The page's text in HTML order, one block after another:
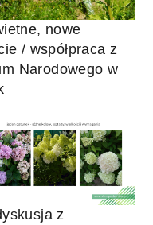
nowe
/ współpraca z
Narodowego w
z